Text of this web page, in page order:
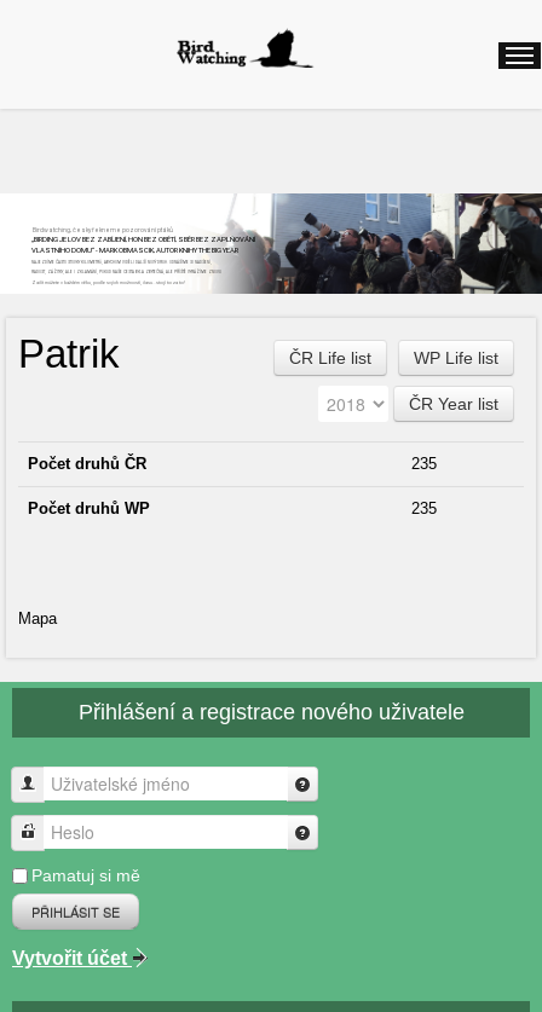
Birdwatching, česky řekneme pozorování ptáků
„BIRDING JE LOV BEZ ZABÍJENÍ, HON BEZ OBĚTÍ, SBĚR BEZ ZAPLŇOVÁNÍ
VLASTNÍHO DOMU“ - MARK OBMASCIK, AUTOR KNIHY THE BIG YEAR
NAJEZDÍME ČASTO STOVKY KILOMETRŮ, ABYCHOM VIDĚLI DALŠÍ NOVÝ DRUH. ODNÁŠÍME SI NADŠENÍ,
RADOST, ZÁŽITKY, ALE I ZKLAMÁNÍ, POKUD NAŠE CESTA BYLA ZBYTEČNÁ, ALE PŘÍŠTĚ VYRÁŽÍME ZNOVU
Začít můžete v každém věku, podle svých možností, času...stojí to za to!
ČR Life list WP Life list
ČR Year list
Patrik
Počet druhů ČR 235
Počet druhů WP 235
Mapa
Přihlášení a registrace nového uživatele
Uživatelské jméno
Heslo
Pamatuj si mě
PŘIHLÁSIT SE
Vytvořit účet